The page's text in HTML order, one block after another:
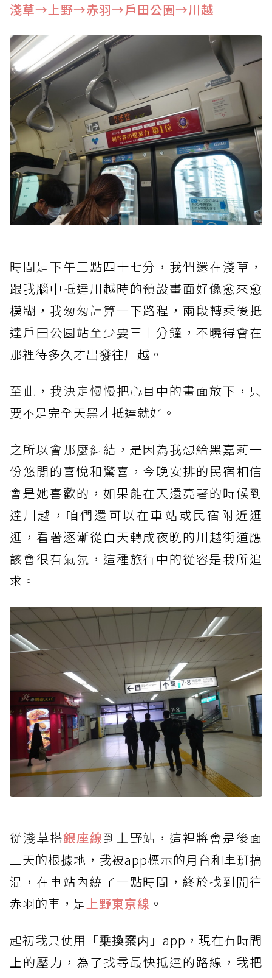
淺草→上野→赤羽→戶田公園→川越
時間是下午三點四十七分，我們還在淺草，
跟我腦中抵達川越時的預設畫面好像愈來愈
模糊，我匆匆計算一下路程，兩段轉乘後抵
達戶田公園站至少要三十分鐘，不曉得會在
那裡待多久才出發往川越。
至此，我決定慢慢把心目中的畫面放下，只
要不是完全天黑才抵達就好。
之所以會那麼糾結 ，是因為我想給黑嘉莉一
份悠閒的喜悅和驚喜，今晚安排的民宿相信
會是她喜歡的，如果能在天還亮著的時候到
達川越，咱們還可以在車站或民宿附近逛
逛，看著逐漸從白天轉成夜晚的川越街道應
該會很有氣氛，這種旅行中的從容是我所追
求。
從淺草搭銀座線到上野站，這裡將會是後面
三天的根據地，我被app標示的月台和車班搞
混，在車站內繞了一點時間，終於找到開往
赤羽的車，是上野東京線 。
起初我只使用 「乗換案内」 app，現在有時間
上的壓力，為了找尋最快抵達的路線，我把